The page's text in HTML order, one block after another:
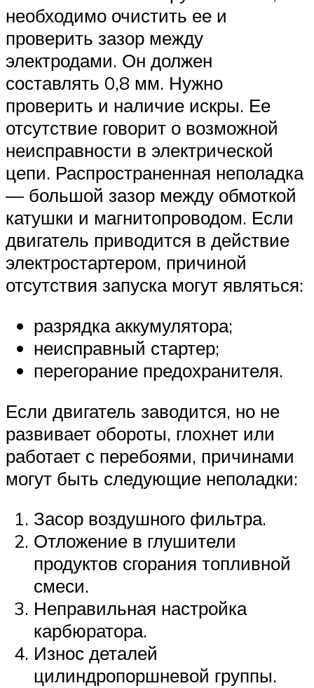
необходимо очистить ее и
проверить зазор между
электродами. Он должен
составлять 0,8 мм. Нужно
проверить и наличие искры. Ее
отсутствие говорит о возможной
неисправности в электрической
цепи. Распространенная неполадка
— большой зазор между обмоткой
катушки и магнитопроводом. Если
двигатель приводится в действие
электростартером, причиной
отсутствия запуска могут являться:
разрядка аккумулятора;
неисправный стартер;
перегорание предохранителя.
Если двигатель заводится, но не
развивает обороты, глохнет или
работает с перебоями, причинами
могут быть следующие неполадки:
Засор воздушного фильтра.
Отложение в глушители
продуктов сгорания топливной
смеси.
Неправильная настройка
карбюратора.
Износ деталей
цилиндропоршневой группы.